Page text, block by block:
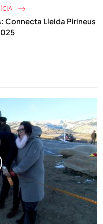
Connecta Lleida Pirineus